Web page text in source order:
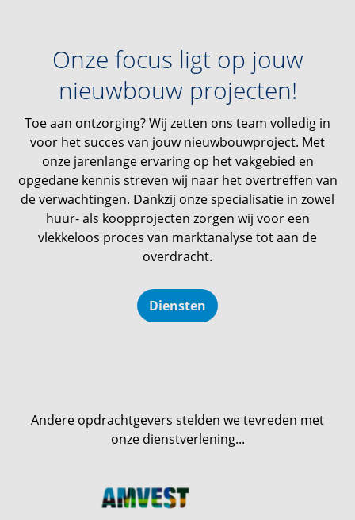
Onze focus ligt op jouw
nieuwbouw projecten!
Toe aan ontzorging? Wij zetten ons team volledig in
voor het succes van jouw nieuwbouwproject. Met
onze jarenlange ervaring op het vakgebied en
opgedane kennis streven wij naar het overtreffen van
de verwachtingen. Dankzij onze specialisatie in zowel
huur- als koopprojecten zorgen wij voor een
vlekkeloos proces van marktanalyse tot aan de
overdracht.
Diensten
Andere opdrachtgevers stelden we tevreden met
onze dienstverlening...